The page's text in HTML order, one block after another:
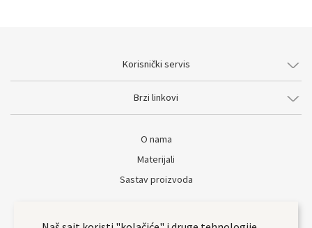
Korisnički servis
Brzi linkovi
O nama
Materijali
Sastav proizvoda